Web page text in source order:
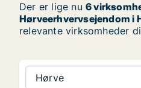
Der er lige nu 6
Hørveerhvervsejendom i
relevante virksomheder
Hørve